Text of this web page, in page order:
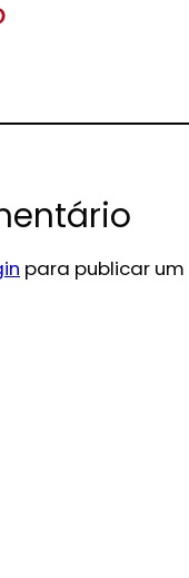
on Pinterest
para publicar